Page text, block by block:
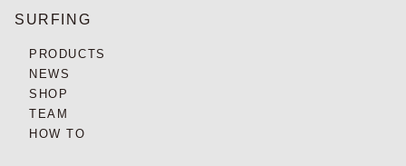
SURFING
PRODUCTS
NEWS
SHOP
TEAM
HOW TO